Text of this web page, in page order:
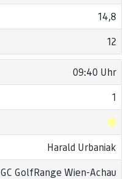
14,8
12
09:40 Uhr
1
Harald Urbaniak
GC GolfRange Wien-Achau